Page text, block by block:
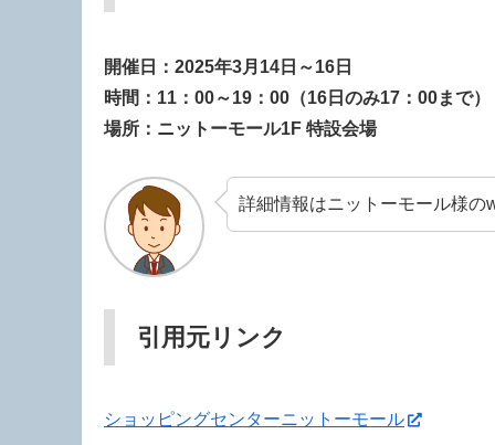
開催日：2025年3月14日～16日
時間：11：00～19：00（16日のみ17：00まで）
場所：ニットーモール1F 特設会場
詳細情報はニットーモール様
引用元リンク
ショッピングセンターニットーモール